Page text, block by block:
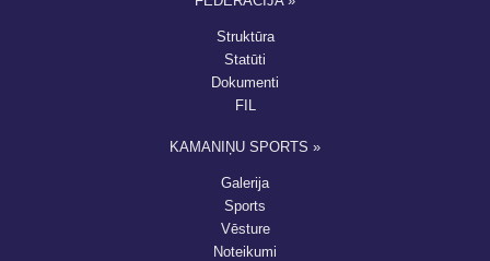
Struktūra
Statūti
Dokumenti
FIL
KAMANIŅU SPORTS »
Galerija
Sports
Vēsture
Noteikumi